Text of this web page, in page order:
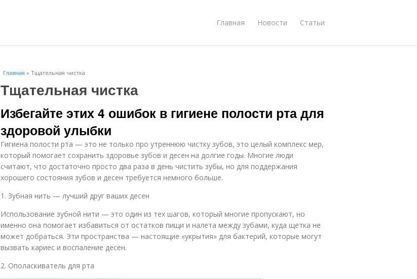
Главная Новости Статьи
Главная » Тщательная чистка
Тщательная чистка
Избегайте этих 4 ошибок в гигиене полости рта для
здоровой улыбки
Гигиена полости рта — это не только про утреннюю чистку зубов, это целый комплекс мер,
который помогает сохранить здоровье зубов и десен на долгие годы. Многие люди
считают, что достаточно просто два раза в день чистить зубы, но для поддержания
хорошего состояния зубов и десен требуется немного больше.
1. Зубная нить — лучший друг ваших десен
Использование зубной нити — это один из тех шагов, который многие пропускают, но
именно она помогает избавиться от остатков пищи и налета между зубами, куда щетка не
может добраться. Эти пространства — настоящие «укрытия» для бактерий, которые могут
вызвать кариес и воспаление десен.
2. Ополаскиватель для рта